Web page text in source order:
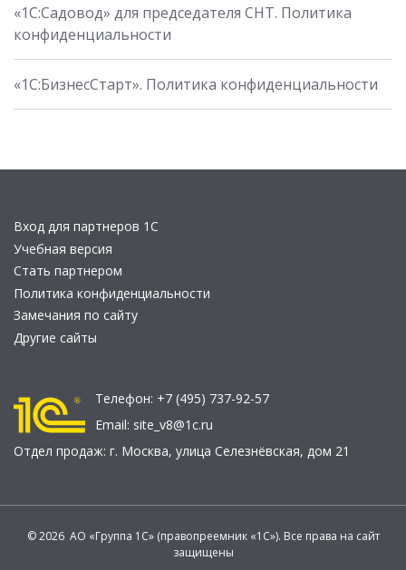
«1С:Садовод» для председателя СНТ. Политика
конфиденциальности
«1С:БизнесСтарт». Политика конфиденциальности
Вход для партнеров 1С
Учебная версия
Стать партнером
Политика конфиденциальности
Замечания по сайту
Другие сайты
Телефон: +7 (495) 737-92-57
Email: site_v8@1c.ru
Отдел продаж: г. Москва, улица Селезнёвская, дом 21
© 2026 АО «Группа 1С» (правопреемник «1С»). Все права на сайт
защищены